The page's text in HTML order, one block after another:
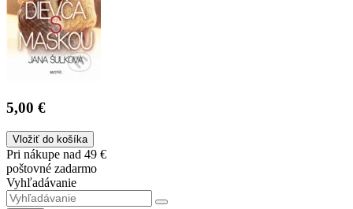
5,00 €
Vložiť do košíka
Pri nákupe nad 49 €
poštovné zadarmo
Vyhľadávanie